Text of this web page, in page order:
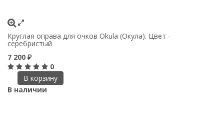
Круглая оправа для очков Okula (Окула). Цвет -
серебристый
7 200 ₽
0
В корзину
В наличии